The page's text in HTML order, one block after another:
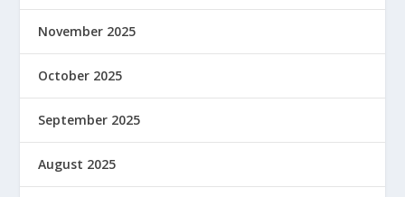
November 2025
October 2025
September 2025
August 2025